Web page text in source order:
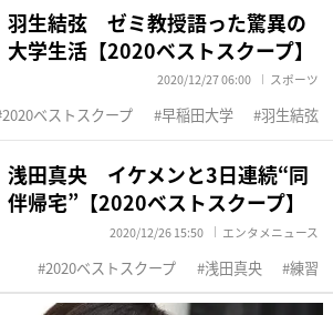
羽生結弦 ゼミ教授語った驚異の
大学生活【2020ベストスクープ】
2020/12/27 06:00 スポーツ
2020ベストスクープ 早稲田大学 羽生結弦
浅田真央 イケメンと3日連続“同
伴帰宅”【2020ベストスクープ】
2020/12/26 15:50 エンタメニュース
2020ベストスクープ 浅田真央 練習